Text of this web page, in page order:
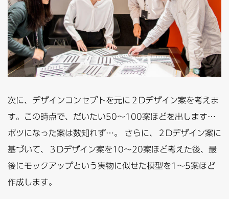
次に、デザインコンセプトを元に２Dデザイン案を考えま
す。この時点で、だいたい50～100案ほどを出します…
ボツになった案は数知れず…。 さらに、２Dデザイン案に
基づいて、３Dデザイン案を10～20案ほど考えた後、最
後にモックアップという実物に似せた模型を1～5案ほど
作成します。